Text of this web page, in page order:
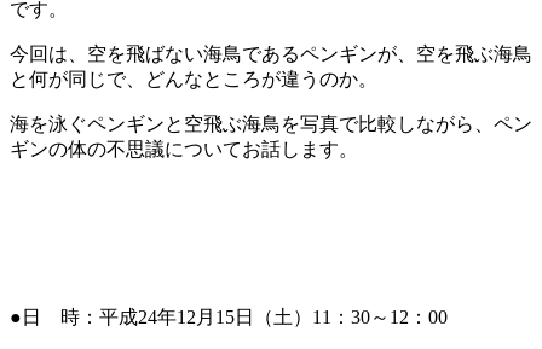
です。
今回は、空を飛ばない海鳥であるペンギンが、空を飛ぶ海鳥
と何が同じで、どんなところが違うのか。
海を泳ぐペンギンと空飛ぶ海鳥を写真で比較しながら、ペン
ギンの体の不思議についてお話します。
●日 時：平成24年12月15日（土）11：30～12：00